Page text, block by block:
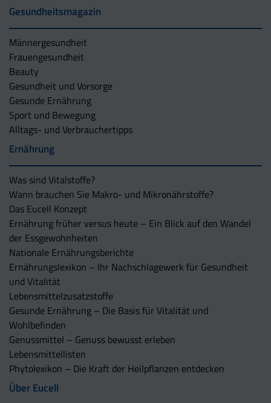
Gesundheitsmagazin
Männergesundheit
Frauengesundheit
Beauty
Gesundheit und Vorsorge
Gesunde Ernährung
Sport und Bewegung
Alltags- und Verbrauchertipps
Ernährung
Was sind Vitalstoffe?
Wann brauchen Sie Makro- und Mikronährstoffe?
Das Eucell Konzept
Ernährung früher versus heute – Ein Blick auf den Wandel
der Essgewohnheiten
Nationale Ernährungsberichte
Ernährungslexikon – Ihr Nachschlagewerk für Gesundheit
und Vitalität
Lebensmittelzusatzstoffe
Gesunde Ernährung – Die Basis für Vitalität und
Wohlbefinden
Genussmittel – Genuss bewusst erleben
Lebensmittellisten
Phytolexikon – Die Kraft der Heilpflanzen entdecken
Über Eucell